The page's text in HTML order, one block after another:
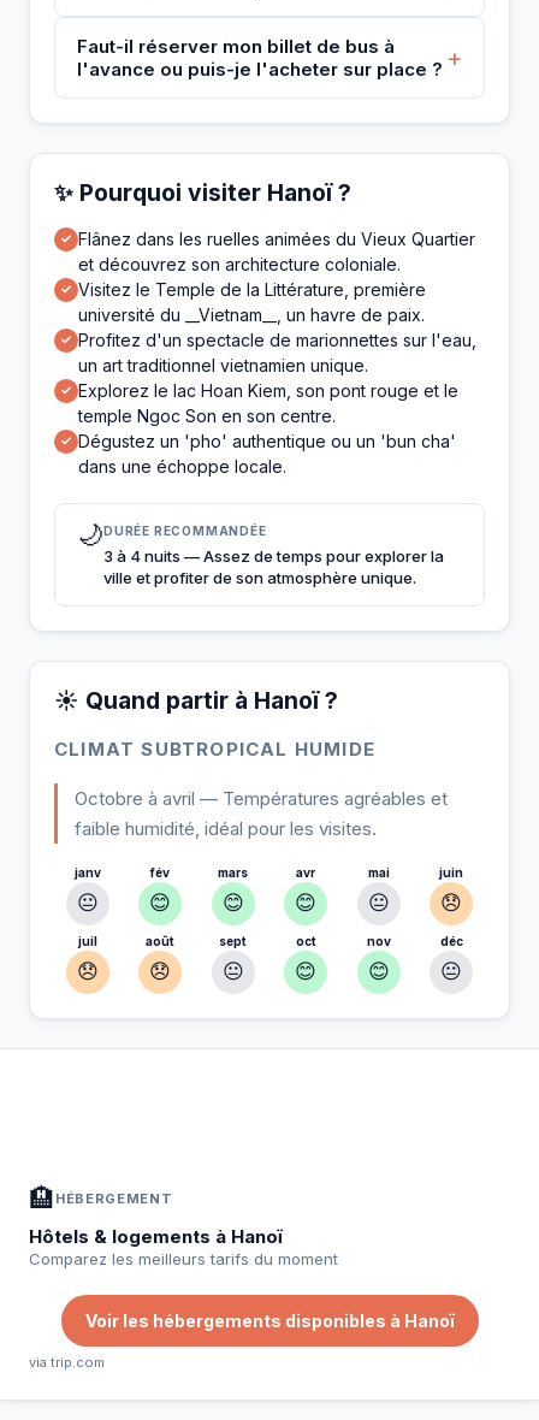
Faut-il réserver mon billet de bus à
l'avance ou puis-je l'acheter sur place ? +
✨ Pourquoi visiter Hanoï ?
✓ Flânez dans les ruelles animées du Vieux Quartier
et découvrez son architecture coloniale.
✓ Visitez le Temple de la Littérature, première
université du __Vietnam__, un havre de paix.
✓ Profitez d'un spectacle de marionnettes sur l'eau,
un art traditionnel vietnamien unique.
✓ Explorez le lac Hoan Kiem, son pont rouge et le
temple Ngoc Son en son centre.
✓ Dégustez un 'pho' authentique ou un 'bun cha'
dans une échoppe locale.
🌙DURÉE RECOMMANDÉE
3 à 4 nuits — Assez de temps pour explorer la
ville et profiter de son atmosphère unique.
☀️ Quand partir à Hanoï ?
CLIMAT SUBTROPICAL HUMIDE
Octobre à avril — Températures agréables et
faible humidité, idéal pour les visites.
janv
😐
fév
😊
mars
😊
avr
😊
mai
😐
juin
😞
juil
😞
août
😞
sept
😐
oct
😊
nov
😊
déc
😐
🏨 HÉBERGEMENT
Hôtels & logements à Hanoï
Comparez les meilleurs tarifs du moment
Voir les hébergements disponibles à Hanoï
via trip.com